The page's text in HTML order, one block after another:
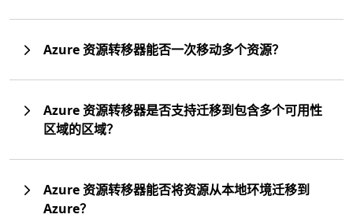
Azure 资源转移器能否一次移动多个资源？
Azure 资源转移器是否支持迁移到包含多个可用性
区域的区域？
Azure 资源转移器能否将资源从本地环境迁移到
Azure？